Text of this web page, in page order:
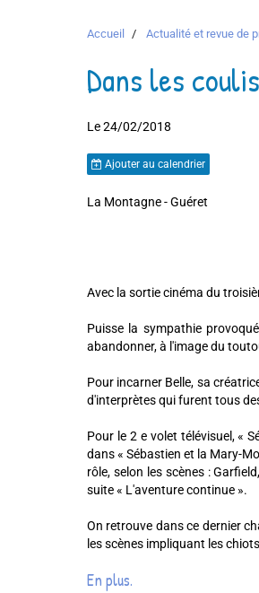
Accueil Actualité et revue de
Dans les
Le 24/02/2018
Ajouter au calendrier
La Montagne - Guéret
Avec la sortie cinéma du
Puisse la sympathie
abandonner, à l'image du
Pour incarner Belle, sa
d'interprètes qui furent tous
Pour le 2 e volet télévisuel, «
dans « Sébastien et la Mary-
rôle, selon les scènes :
suite « L'aventure continue ».
On retrouve dans ce dernier
les scènes impliquant les
En plus.